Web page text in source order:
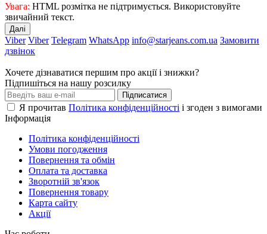
Увага: HTML розмітка не підтримується. Використовуйте
звичайний текст.
Далі
Viber Viber Telegram WhatsApp info@starjeans.com.ua Замовити
дзвінок
Хочете дізнаватися першим про акції і знижки?
Підпишіться на нашу розсилку
Підписатися
Я прочитав Політика конфіденційності і згоден з вимогами
Інформація
Політика конфіденційності
Умови погодження
Повернення та обмін
Оплата та доставка
Зворотній зв'язок
Повернення товару
Карта сайту
Акції